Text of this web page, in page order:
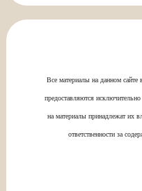
Все материалы на данном
предоставляются
на материалы принадлежат их
ответственности за